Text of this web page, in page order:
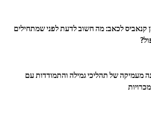
קנאביס לכאב: מה חשוב לדעת לפני שמתחילים
מעמיקה של תהליכי גמילה והתמודדות עם